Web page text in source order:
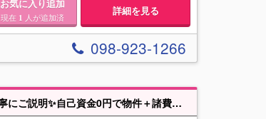
お気に入り追加
現在 1 人が追加済 詳細を見る
098-923-1266
🌺【キャッシュバック💰+成約特典付き🎁】🌺木造住宅専門スタッフが構造・耐久性まで丁寧にご説明✨自己資金0円で物件＋諸費用＋家具家電込み総額プランもご提案‼️ 資料請求・相談だけでも大歓迎です😊 ■LDK16.3帖♪対面キッチンで家族の会話が自然と広がる空間(^ ^) ■主寝室7.5帖＋WIC付き◎衣類もスッキリ収納できてお部屋広々☆彡■フリースペース付き♪テレワークや収納など多用途に使える便利空間♪ 沖縄全域の不動産はここハウスにお任せ♪地域の最新情報と丁寧なサポートで、理想のお住まい探しをお手伝いします。